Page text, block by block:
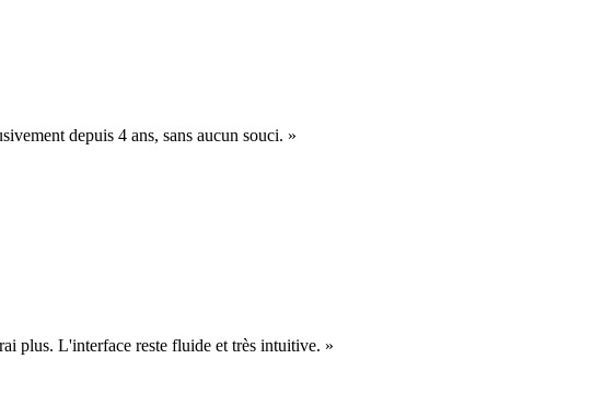
depuis 4 ans, sans aucun souci. »
plus. L'interface reste fluide et très intuitive. »